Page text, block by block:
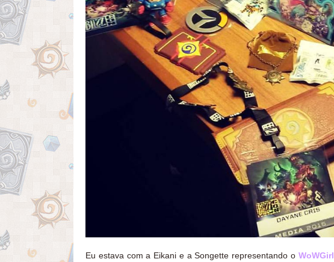
Eu estava com a Eikani e a Songette representando o WoWGirl